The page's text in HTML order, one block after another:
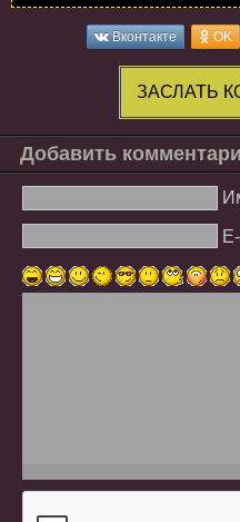
Вконтакте OK
ЗАСЛАТЬ
Добавить